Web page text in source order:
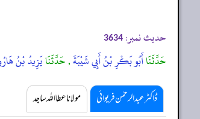
حدیث نمبر: 3634
حَدَّثَنَاأَبُو بَكْرِ بْنُ أَبِي شَيْبَةَ, حَدَّثَنَايَزِيدُ بْنُ
ڈاکٹر عبدالرحمٰن فریوائی مولانا عطا اللہ ساجد